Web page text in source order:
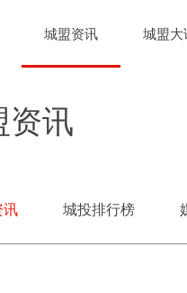
城盟资讯 城盟大
资讯
讯 城投排行榜